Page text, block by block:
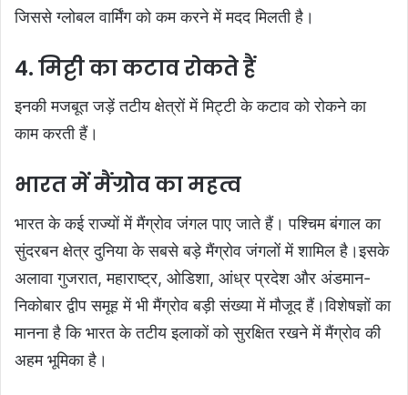
जिससे ग्लोबल वार्मिंग को कम करने में मदद मिलती है।
4. मिट्टी का कटाव रोकते हैं
इनकी मजबूत जड़ें तटीय क्षेत्रों में मिट्टी के कटाव को रोकने का
काम करती हैं।
भारत में मैंग्रोव का महत्व
भारत के कई राज्यों में मैंग्रोव जंगल पाए जाते हैं। पश्चिम बंगाल का
सुंदरबन क्षेत्र दुनिया के सबसे बड़े मैंग्रोव जंगलों में शामिल है।इसके
अलावा गुजरात, महाराष्ट्र, ओडिशा, आंध्र प्रदेश और अंडमान-
निकोबार द्वीप समूह में भी मैंग्रोव बड़ी संख्या में मौजूद हैं।विशेषज्ञों का
मानना है कि भारत के तटीय इलाकों को सुरक्षित रखने में मैंग्रोव की
अहम भूमिका है।